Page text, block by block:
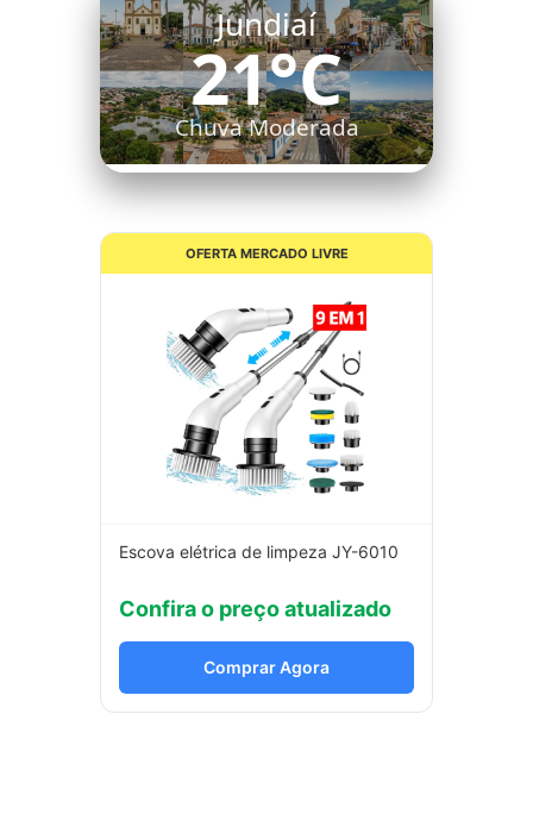
Jundiaí
21°C
Chuva Moderada
OFERTA MERCADO LIVRE
Escova elétrica de limpeza JY-6010
Confira o preço atualizado
Comprar Agora